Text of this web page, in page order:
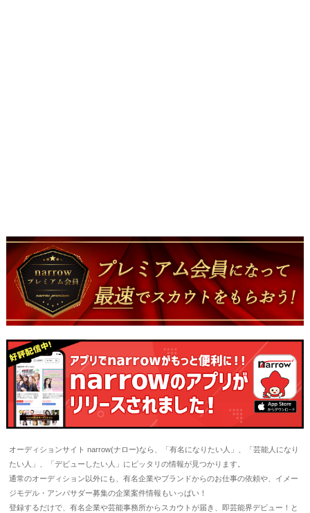
オーディションサイト narrow(ナロー)なら、「有名になりたい人」、「芸能人になり
たい人」、「デビューしたい人」にピッタリの情報が見つかります。
通常のオーディション以外にも、有名企業やブランドからのお仕事の依頼や、イメー
ジモデル・アンバサダー募集の企業案件情報もいっぱい！
登録するだけで、有名企業や芸能事務所からスカウトが届き、即芸能界デビュー！と